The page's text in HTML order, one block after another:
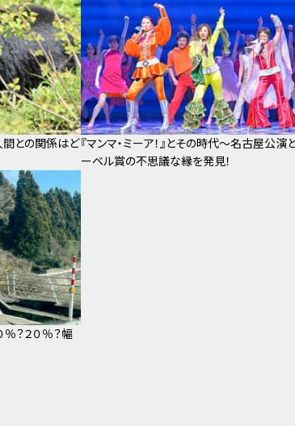
間との関係はど『マンマ・ミーア！』とその時代～名古屋公演
ーベル賞の不思議な縁を発見！
？２０％？幅